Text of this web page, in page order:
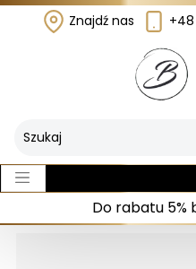
Znajdź nas
Do rabatu 5%